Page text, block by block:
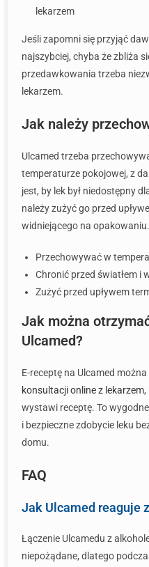
lekarzem
Jeśli zapomni się przyjąć
najszybciej, chyba że zbliża
przedawkowania trzeba
lekarzem.
Jak należy
Ulcamed trzeba
temperaturze pokojowej, z
jest, by lek był niedostępny
należy zużyć go przed
widniejącego na opakowaniu.
Przechowywać w
Chronić przed światłem i
Zużyć przed upływem
Jak można
Ulcamed?
E-receptę na Ulcamed
konsultacji online z lekarzem
wystawi receptę. To
i bezpieczne zdobycie leku
domu.
FAQ
Jak Ulcamed reaguje
Łączenie Ulcamedu z
niepożądane, dlatego